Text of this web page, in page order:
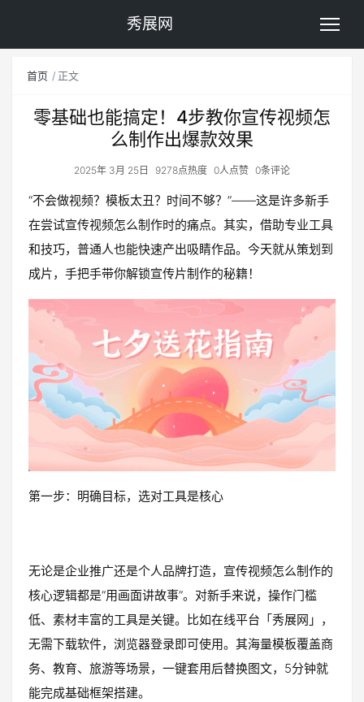
秀展网
首页 正文
零基础也能搞定！4步教你宣传视频怎
么制作出爆款效果
2025年 3月 25日 9278点热度 0人点赞 0条评论
“不会做视频？模板太丑？时间不够？”——这是许多新手
在尝试宣传视频怎么制作时的痛点。其实，借助专业工具
和技巧，普通人也能快速产出吸睛作品。今天就从策划到
成片，手把手带你解锁宣传片制作的秘籍！
第一步：明确目标，选对工具是核心
无论是企业推广还是个人品牌打造，宣传视频怎么制作的
核心逻辑都是“用画面讲故事”。对新手来说，操作门槛
低、素材丰富的工具是关键。比如在线平台「秀展网」，
无需下载软件，浏览器登录即可使用。其海量模板覆盖商
务、教育、旅游等场景，一键套用后替换图文，5分钟就
能完成基础框架搭建。